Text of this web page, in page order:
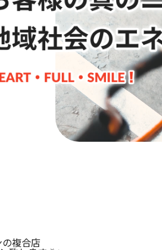
複合店